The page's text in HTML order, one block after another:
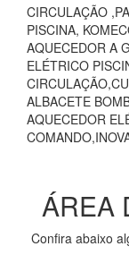
CIRCULAÇÃO
PISCINA,
AQUECEDOR A
ELÉTRICO
ALBACETE
AQUECEDOR
ÁREA
Confira abaixo